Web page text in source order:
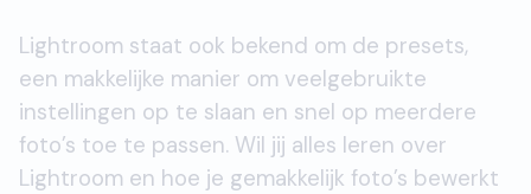
Lightroom staat ook bekend om de presets,
een makkelijke manier om veelgebruikte
instellingen op te slaan en snel op meerdere
foto’s toe te passen. Wil jij alles leren over
Lightroom en hoe je gemakkelijk foto’s bewerkt